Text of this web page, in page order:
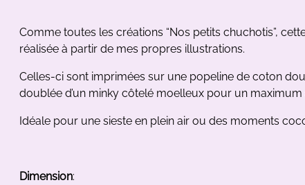
Comme toutes les créations “Nos petits chuchotis”,
réalisée à partir de mes propres illustrations.
Celles-ci sont imprimées sur une popeline de coton
doublée d’un minky côtelé moelleux pour un
Idéale pour une sieste en plein air ou des moments
Dimension: